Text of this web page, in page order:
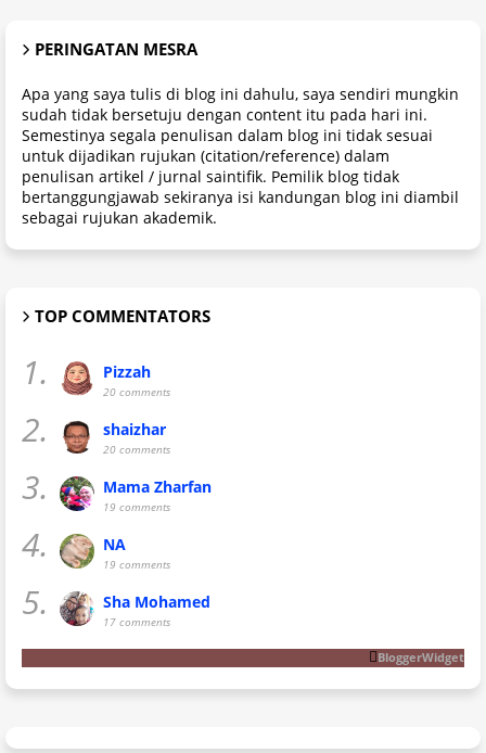
PERINGATAN MESRA
Apa yang saya tulis di blog ini dahulu, saya sendiri mungkin
sudah tidak bersetuju dengan content itu pada hari ini.
Semestinya segala penulisan dalam blog ini tidak sesuai
untuk dijadikan rujukan (citation/reference) dalam
penulisan artikel / jurnal saintifik. Pemilik blog tidak
bertanggungjawab sekiranya isi kandungan blog ini diambil
sebagai rujukan akademik.
TOP COMMENTATORS
1. Pizzah
20 comments
2. shaizhar
20 comments
3. Mama Zharfan
19 comments
4. NA
19 comments
5. Sha Mohamed
17 comments
BloggerWidget